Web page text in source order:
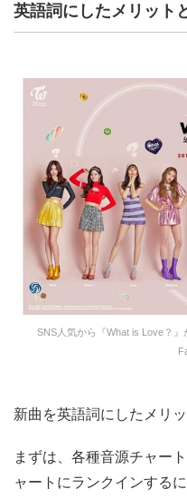
英語詞にしたメリット
SNS人気から『What is Love？
新曲を英語詞にしたメリッ
まずは、各種音源チャー
ャートにランクインする